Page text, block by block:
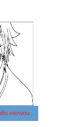
Satoru Gojo gratis eenvoudig